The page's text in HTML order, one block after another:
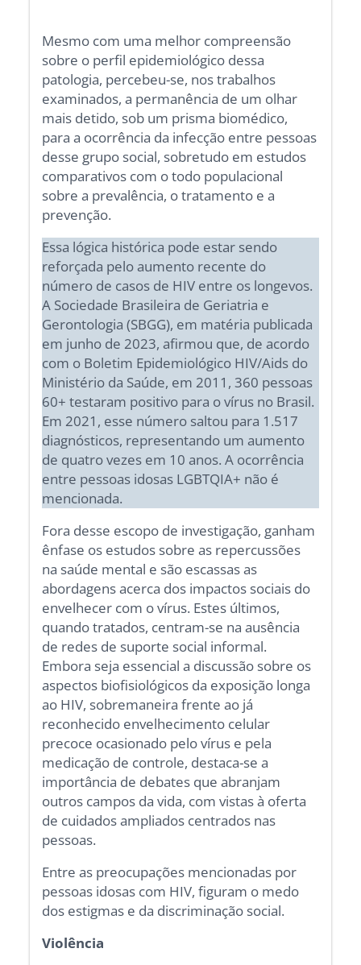
Mesmo com uma melhor compreensão
sobre o perfil epidemiológico dessa
patologia, percebeu-se, nos trabalhos
examinados, a permanência de um olhar
mais detido, sob um prisma biomédico,
para a ocorrência da infecção entre pessoas
desse grupo social, sobretudo em estudos
comparativos com o todo populacional
sobre a prevalência, o tratamento e a
prevenção.
Essa lógica histórica pode estar sendo
reforçada pelo aumento recente do
número de casos de HIV entre os longevos.
A Sociedade Brasileira de Geriatria e
Gerontologia (SBGG), em matéria publicada
em junho de 2023, afirmou que, de acordo
com o Boletim Epidemiológico HIV/Aids do
Ministério da Saúde, em 2011, 360 pessoas
60+ testaram positivo para o vírus no Brasil.
Em 2021, esse número saltou para 1.517
diagnósticos, representando um aumento
de quatro vezes em 10 anos. A ocorrência
entre pessoas idosas LGBTQIA+ não é
mencionada.
Fora desse escopo de investigação, ganham
ênfase os estudos sobre as repercussões
na saúde mental e são escassas as
abordagens acerca dos impactos sociais do
envelhecer com o vírus. Estes últimos,
quando tratados, centram-se na ausência
de redes de suporte social informal.
Embora seja essencial a discussão sobre os
aspectos biofisiológicos da exposição longa
ao HIV, sobremaneira frente ao já
reconhecido envelhecimento celular
precoce ocasionado pelo vírus e pela
medicação de controle, destaca-se a
importância de debates que abranjam
outros campos da vida, com vistas à oferta
de cuidados ampliados centrados nas
pessoas.
Entre as preocupações mencionadas por
pessoas idosas com HIV, figuram o medo
dos estigmas e da discriminação social.
Violência